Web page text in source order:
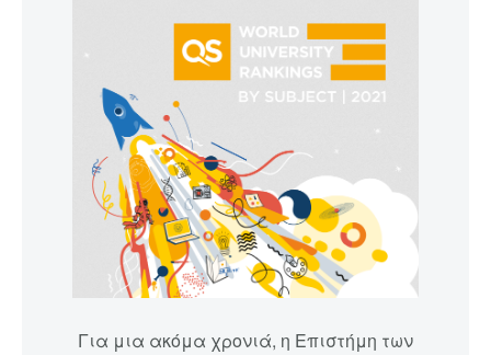
Για μια ακόμα χρονιά, η Επιστήμη των